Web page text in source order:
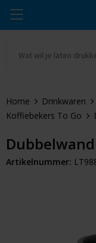
Drinkwaren
Tassen &
Alle promosnoepje
Zomer
Kerst
Thule
Alle merken
Home Drinkwaren
Koffiebekers To Go
Artikelnummer: